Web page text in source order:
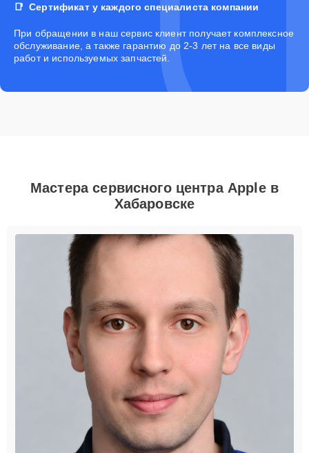
Сертификат у каждого специалиста компании
При обращении в наш сервис клиент получает комплексное
обслуживание, а также гарантию до 2-3 лет на все виды
работ и используемых запчастей.
Мастера сервисного центра Apple в
Хабаровске